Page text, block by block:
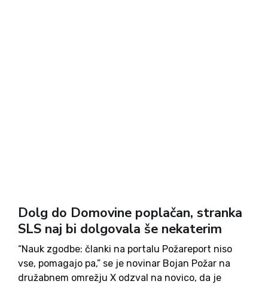
Dolg do Domovine poplačan, stranka
SLS naj bi dolgovala še nekaterim
“Nauk zgodbe: članki na portalu Požareport niso
vse, pomagajo pa,” se je novinar Bojan Požar na
družabnem omrežju X odzval na novico, da je